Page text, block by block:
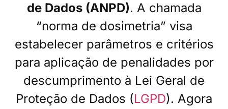
de Dados (ANPD). A chamada
“norma de dosimetria” visa
estabelecer parâmetros e critérios
para aplicação de penalidades por
descumprimento à Lei Geral de
Proteção de Dados (LGPD). Agora